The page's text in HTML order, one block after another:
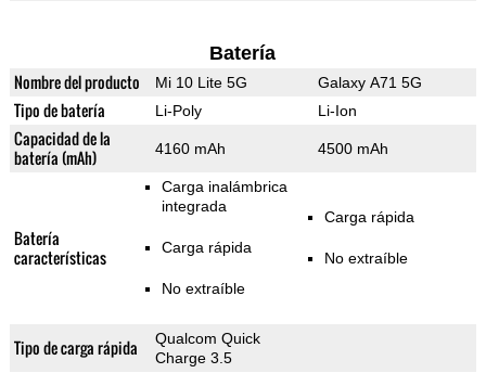
Batería
Nombre del producto Mi 10 Lite 5G Galaxy A71 5G
Tipo de batería Li-Poly Li-Ion
Capacidad de la
batería (mAh)
4160 mAh 4500 mAh
Batería
características
Carga inalámbrica
integrada
Carga rápida
No extraíble
Carga rápida
No extraíble
Tipo de carga rápida
Qualcom Quick
Charge 3.5